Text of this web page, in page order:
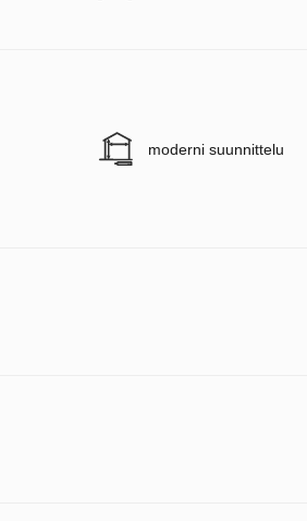
moderni suunnittelu